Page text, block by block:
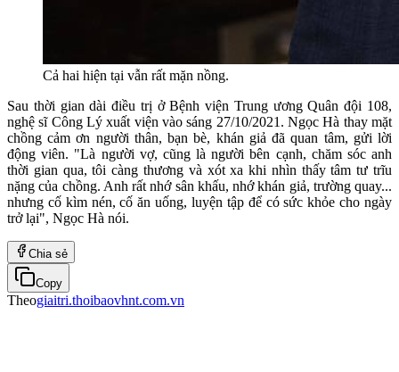
Cả hai hiện tại vẫn rất mặn nồng.
Sau thời gian dài điều trị ở Bệnh viện Trung ương Quân đội 108,
nghệ sĩ Công Lý xuất viện vào sáng 27/10/2021. Ngọc Hà thay mặt
chồng cảm ơn người thân, bạn bè, khán giả đã quan tâm, gửi lời
động viên. "Là người vợ, cũng là người bên cạnh, chăm sóc anh
thời gian qua, tôi càng thương và xót xa khi nhìn thấy tâm tư trĩu
nặng của chồng. Anh rất nhớ sân khấu, nhớ khán giả, trường quay...
nhưng cố kìm nén, cố ăn uống, luyện tập để có sức khỏe cho ngày
trở lại", Ngọc Hà nói.
Chia sẻ
Copy
Theogiaitri.thoibaovhnt.com.vn